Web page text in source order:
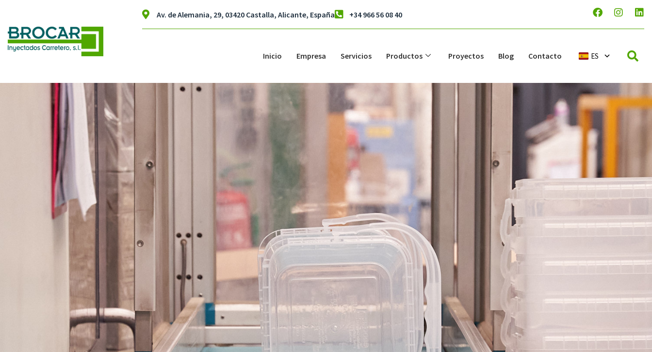
Av. de Alemania, 29, 03420 Castalla, Alicante, España +34 966 56 08 40
Inicio Empresa Servicios Productos Proyectos Blog Contacto ES